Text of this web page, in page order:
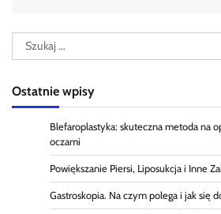
Szukaj:
Ostatnie wpisy
Blefaroplastyka: skuteczna metoda na
oczami
Powiększanie Piersi, Liposukcja i Inne
Gastroskopia. Na czym polega i jak się